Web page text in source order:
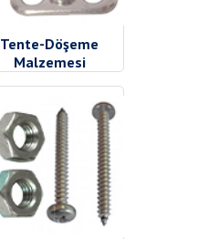
Tente-Döşeme
Malzemesi